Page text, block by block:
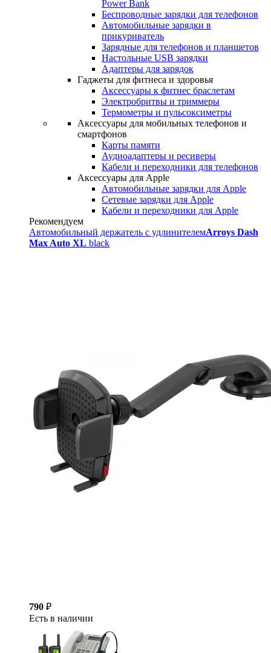
Power Bank
Беспроводные зарядки для телефонов
Автомобильные зарядки в
прикуриватель
Зарядные для телефонов и планшетов
Настольные USB зарядки
Адаптеры для зарядок
Гаджеты для фитнеса и здоровья
Аксессуары к фитнес браслетам
Электробритвы и триммеры
Термометры и пульсоксиметры
Аксессуары для мобильных телефонов и
смартфонов
Карты памяти
Аудиоадаптеры и ресиверы
Кабели и переходники для телефонов
Аксессуары для Apple
Автомобильные зарядки для Apple
Сетевые зарядки для Apple
Кабели и переходники для Apple
Рекомендуем
Автомобильный держатель с удлинителемArroys Dash
Max Auto XL black
790 ₽
Есть в наличии